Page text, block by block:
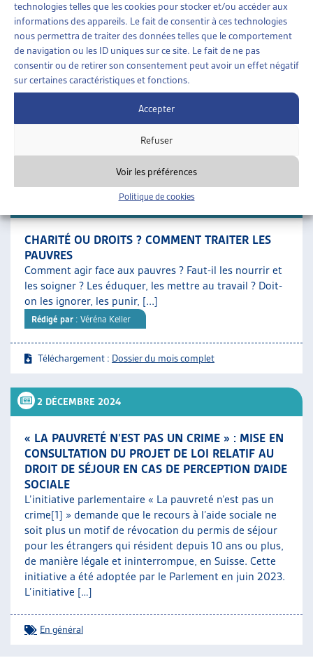
technologies telles que les cookies pour stocker et/ou accéder aux
informations des appareils. Le fait de consentir à ces technologies
nous permettra de traiter des données telles que le comportement
de navigation ou les ID uniques sur ce site. Le fait de ne pas
consentir ou de retirer son consentement peut avoir un effet négatif
sur certaines caractéristiques et fonctions.
Accepter
Refuser
Voir les préférences
Politique de cookies
LA PAUVRETÉ EN HÉRITAGE : UNE FATALITÉ ?
DONNER UNE PLACE AUX ENFANTS À L’AIDE
SOCIALE
Un tiers des bénéficiaires de l’aide sociale sont des
enfants : c’est le groupe démographique le plus
nombreux dans le dispositif. Ces derniers ont, par [...]
: Sylvia Garcia Delahaye | Caroline Dubath | Elena
CHARITÉ OU DROITS ? COMMENT TRAITER LES
PAUVRES
Comment agir face aux pauvres ? Faut-il les nourrir et
les soigner ? Les éduquer, les mettre au travail ? Doit-
on les ignorer, les punir, [...]
Rédigé par : Véréna Keller
Téléchargement : Dossier du mois complet
2 DÉCEMBRE 2024
« LA PAUVRETÉ N’EST PAS UN CRIME » : MISE EN
CONSULTATION DU PROJET DE LOI RELATIF AU
DROIT DE SÉJOUR EN CAS DE PERCEPTION D’AIDE
SOCIALE
L’initiative parlementaire « La pauvreté n’est pas un
crime[1] » demande que le recours à l’aide sociale ne
soit plus un motif de révocation du permis de séjour
pour les étrangers qui résident depuis 10 ans ou plus,
de manière légale et ininterrompue, en Suisse. Cette
initiative a été adoptée par le Parlement en juin 2023.
L’initiative […]
En général